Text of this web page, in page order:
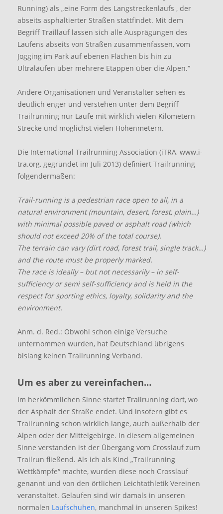
Running) als „eine Form des Langstreckenlaufs , der
abseits asphaltierter Straßen stattfindet. Mit dem
Begriff Traillauf lassen sich alle Ausprägungen des
Laufens abseits von Straßen zusammenfassen, vom
Jogging im Park auf ebenen Flächen bis hin zu
Ultraläufen über mehrere Etappen über die Alpen.“
Andere Organisationen und Veranstalter sehen es
deutlich enger und verstehen unter dem Begriff
Trailrunning nur Läufe mit wirklich vielen Kilometern
Strecke und möglichst vielen Höhenmetern.
Die International Trailrunning Association (iTRA, www.i-
tra.org, gegründet im Juli 2013) definiert Trailrunning
folgendermaßen:
Trail-running is a pedestrian race open to all, in a
natural environment (mountain, desert, forest, plain…)
with minimal possible paved or asphalt road (which
should not exceed 20% of the total course).
The terrain can vary (dirt road, forest trail, single track…)
and the route must be properly marked.
The race is ideally – but not necessarily – in self-
sufficiency or semi self-sufficiency and is held in the
respect for sporting ethics, loyalty, solidarity and the
environment.
Anm. d. Red.: Obwohl schon einige Versuche
unternommen wurden, hat Deutschland übrigens
bislang keinen Trailrunning Verband.
Um es aber zu vereinfachen…
Im herkömmlichen Sinne startet Trailrunning dort, wo
der Asphalt der Straße endet. Und insofern gibt es
Trailrunning schon wirklich lange, auch außerhalb der
Alpen oder der Mittelgebirge. In diesem allgemeinen
Sinne verstanden ist der Übergang vom Crosslauf zum
Trailrun fließend. Als ich als Kind „Trailrunning
Wettkämpfe“ machte, wurden diese noch Crosslauf
genannt und von den örtlichen Leichtathletik Vereinen
veranstaltet. Gelaufen sind wir damals in unseren
normalen Laufschuhen, manchmal in unseren Spikes!